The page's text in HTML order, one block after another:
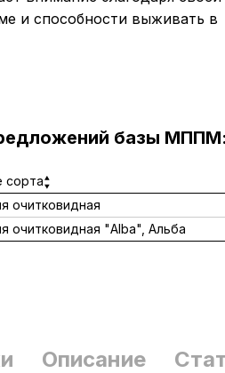
и способности выживать в
базы МППМ:
сорта
очитковидная
очитковидная "Alba", Альба
Описание